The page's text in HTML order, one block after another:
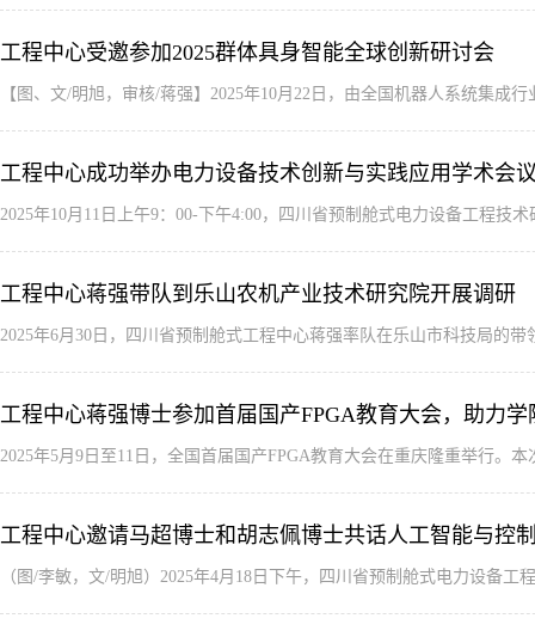
工程中心受邀参加2025群体具身智能全球创新研讨会
【‍图、文/明旭，审核/蒋强‍】2025年10月22日，由全国机器人系统集成
工程中心成功举办电力设备技术创新与实践应用学术会
2025年10月11日上午9：00-下午4:00，四川省预制舱式电力设备工程技
工程中心蒋强带队到乐山农机产业技术研究院开展调研
2025年6月30日，四川省预制舱式工程中心蒋强率队在乐山市科技局的
工程中心蒋强博士参加首届国产FPGA教育大会，助力
2025年5月9日至11日，全国首届国产FPGA教育大会在重庆隆重举行。
工程中心邀请马超博士和胡志佩博士共话人工智能与控
（图/李敏，文/明旭）2025年4月18日下午，四川省预制舱式电力设备